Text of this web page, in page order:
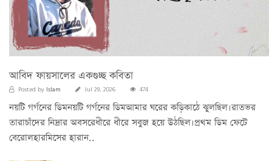
আবিদ ফায়সালের একগুচ্ছ কবিতা
Posted by Islam Jul 29, 2026 474
নয়টি গর্গনের ডিমনয়টি গর্গনের ডিমআমার ঘরের কড়িকাঠে ঝুলছিল।রাতভর
তারাচাঁদের নিদ্রার অবসরেধীরে ধীরে সবুজ হয়ে উঠছিল।প্রথম ডিম ফেটে
বেরোলহারমিসের হারান..